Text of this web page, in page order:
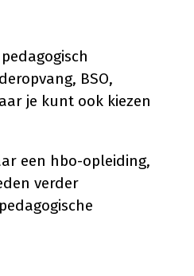
BSO,
je kunt ook kiezen
een hbo-opleiding,
verder